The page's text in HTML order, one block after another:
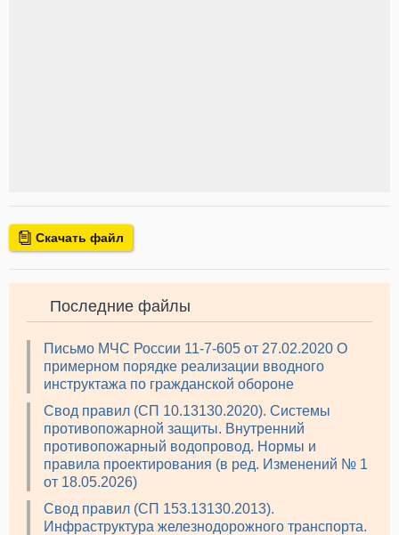
Скачать файл
Последние файлы
Письмо МЧС России 11-7-605 от 27.02.2020 О
примерном порядке реализации вводного
инструктажа по гражданской обороне
Свод правил (СП 10.13130.2020). Системы
противопожарной защиты. Внутренний
противопожарный водопровод. Нормы и
правила проектирования (в ред. Изменений № 1
от 18.05.2026)
Свод правил (СП 153.13130.2013).
Инфраструктура железнодорожного транспорта.